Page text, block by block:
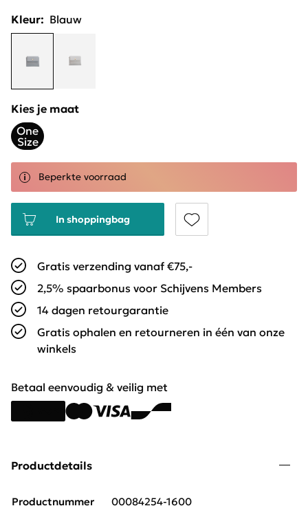
Kleur: Blauw
Kies je maat
One
Size
Beperkte voorraad
In shoppingbag
Gratis verzending vanaf €75,-
2,5% spaarbonus voor Schijvens Members
14 dagen retourgarantie
Gratis ophalen en retourneren in één van onze
winkels
Betaal eenvoudig & veilig met
Productdetails
Productnummer
00084254-1600